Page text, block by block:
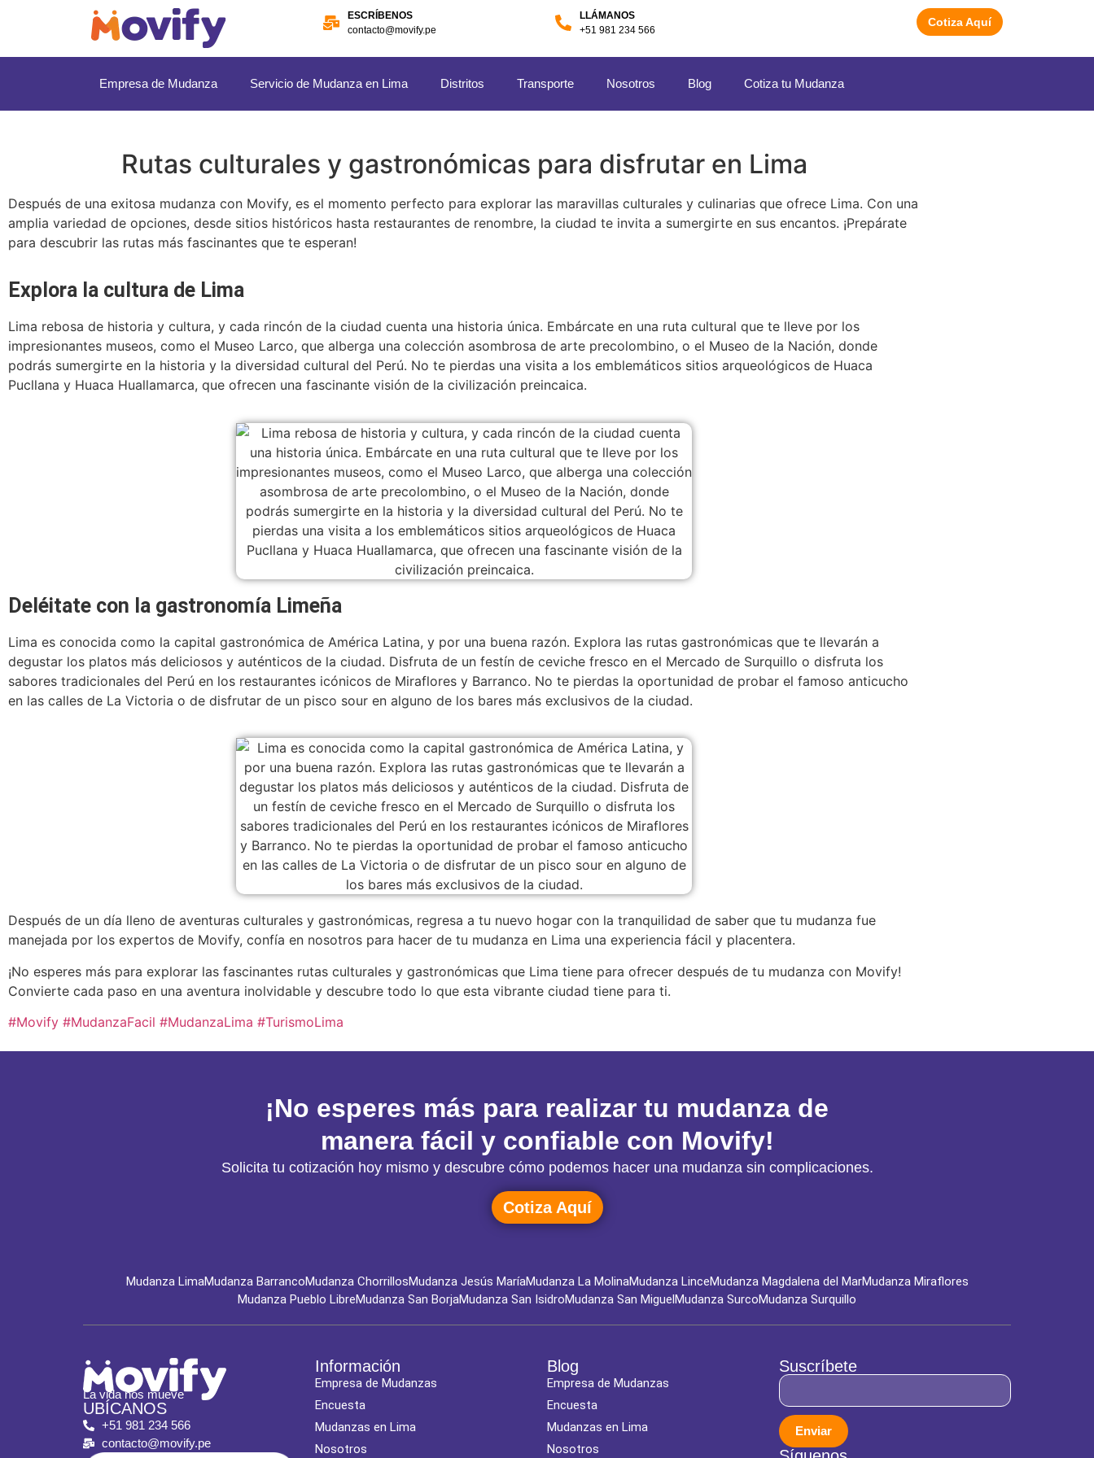
ESCRÍBENOS
contacto@movify.pe
LLÁMANOS
+51 981 234 566
Cotiza Aquí
Empresa de Mudanza Servicio de Mudanza en Lima Distritos Transporte Nosotros Blog Cotiza tu Mudanza
Rutas culturales y gastronómicas para disfrutar en Lima
Después de una exitosa mudanza con Movify, es el momento perfecto para explorar las maravillas culturales y culinarias que ofrece Lima. Con una
amplia variedad de opciones, desde sitios históricos hasta restaurantes de renombre, la ciudad te invita a sumergirte en sus encantos. ¡Prepárate
para descubrir las rutas más fascinantes que te esperan!
Explora la cultura de Lima
Lima rebosa de historia y cultura, y cada rincón de la ciudad cuenta una historia única. Embárcate en una ruta cultural que te lleve por los
impresionantes museos, como el Museo Larco, que alberga una colección asombrosa de arte precolombino, o el Museo de la Nación, donde
podrás sumergirte en la historia y la diversidad cultural del Perú. No te pierdas una visita a los emblemáticos sitios arqueológicos de Huaca
Pucllana y Huaca Huallamarca, que ofrecen una fascinante visión de la civilización preincaica.
Deléitate con la gastronomía Limeña
Lima es conocida como la capital gastronómica de América Latina, y por una buena razón. Explora las rutas gastronómicas que te llevarán a
degustar los platos más deliciosos y auténticos de la ciudad. Disfruta de un festín de ceviche fresco en el Mercado de Surquillo o disfruta los
sabores tradicionales del Perú en los restaurantes icónicos de Miraflores y Barranco. No te pierdas la oportunidad de probar el famoso anticucho
en las calles de La Victoria o de disfrutar de un pisco sour en alguno de los bares más exclusivos de la ciudad.
Después de un día lleno de aventuras culturales y gastronómicas, regresa a tu nuevo hogar con la tranquilidad de saber que tu mudanza fue
manejada por los expertos de Movify, confía en nosotros para hacer de tu mudanza en Lima una experiencia fácil y placentera.
¡No esperes más para explorar las fascinantes rutas culturales y gastronómicas que Lima tiene para ofrecer después de tu mudanza con Movify!
Convierte cada paso en una aventura inolvidable y descubre todo lo que esta vibrante ciudad tiene para ti.
#Movify #MudanzaFacil #MudanzaLima #TurismoLima
¡No esperes más para realizar tu mudanza de
manera fácil y confiable con Movify!
Solicita tu cotización hoy mismo y descubre cómo podemos hacer una mudanza sin complicaciones.
Cotiza Aquí
Mudanza LimaMudanza BarrancoMudanza ChorrillosMudanza Jesús MaríaMudanza La MolinaMudanza LinceMudanza Magdalena del MarMudanza Miraflores
Mudanza Pueblo LibreMudanza San BorjaMudanza San IsidroMudanza San MiguelMudanza SurcoMudanza Surquillo
La vida nos mueve
UBÍCANOS
+51 981 234 566
contacto@movify.pe
Información
Empresa de Mudanzas
Encuesta
Mudanzas en Lima
Nosotros
Blog
Empresa de Mudanzas
Encuesta
Mudanzas en Lima
Nosotros
Suscríbete
Enviar